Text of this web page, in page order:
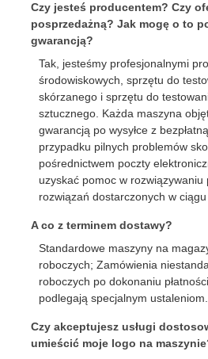
Czy jesteś producentem? Czy
posprzedażną? Jak mogę o to
gwarancją?
Tak, jesteśmy profesjonalnymi
środowiskowych, sprzętu do
skórzanego i sprzętu do
sztucznego. Każda maszyna
gwarancją po wysyłce z
przypadku pilnych problemów
pośrednictwem poczty
uzyskać pomoc w
rozwiązań dostarczonych w ciągu
A co z terminem dostawy?
Standardowe maszyny na
roboczych; Zamówienia
roboczych po dokonaniu
podlegają specjalnym ustaleniom.
Czy akceptujesz usługi
umieścić moje logo na